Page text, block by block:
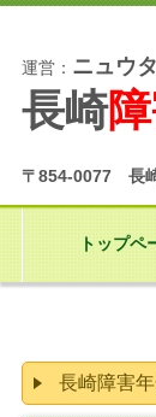
運営： ニュウ
長崎
〒854-0077 長
トップペ
長崎障害